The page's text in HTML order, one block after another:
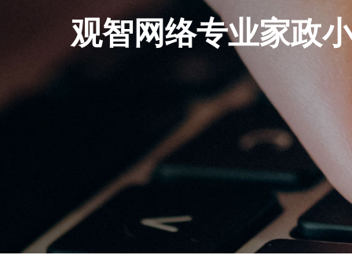
观智网络专业家政